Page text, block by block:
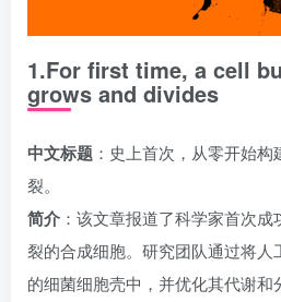
1.For first time, a cell
grows and divides
中文标题 ：史上首次，从零开始
裂。
简介 ：该文章报道了科学家首次
裂的合成细胞。研究团队通过将
的细菌细胞壳中，并优化其代谢